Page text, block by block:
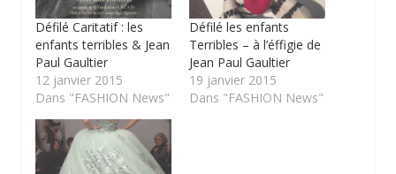
Défilé Caritatif : les
enfants terribles & Jean
Paul Gaultier
12 janvier 2015
Dans "FASHION News"
Défilé les enfants
Terribles – à l’éffigie de
Jean Paul Gaultier
19 janvier 2015
Dans "FASHION News"